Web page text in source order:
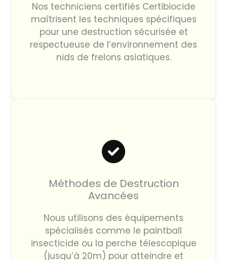
Nos techniciens certifiés Certibiocide
maîtrisent les techniques spécifiques
pour une destruction sécurisée et
respectueuse de l’environnement des
nids de frelons asiatiques.
Méthodes de Destruction
Avancées
Nous utilisons des équipements
spécialisés comme le paintball
insecticide ou la perche télescopique
(jusqu’à 20m) pour atteindre et